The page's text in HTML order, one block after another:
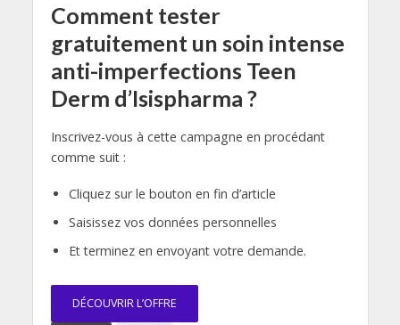
Comment tester
gratuitement un soin intense
anti-imperfections Teen
Derm d’Isispharma ?
Inscrivez-vous à cette campagne en procédant
comme suit :
Cliquez sur le bouton en fin d’article
Saisissez vos données personnelles
Et terminez en envoyant votre demande.
DÉCOUVRIR L’OFFRE